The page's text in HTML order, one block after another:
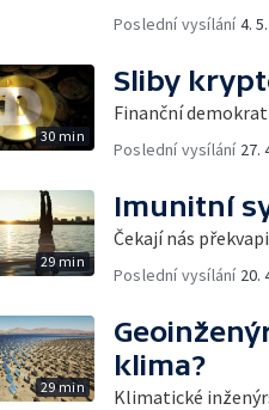
Poslední vysílání4.
30 min
Sliby
Finanční
Poslední vysílání 27.
29 min
Imunitní
Čekají nás
Poslední vysílání 20.
29 min
klima?
Klimatické